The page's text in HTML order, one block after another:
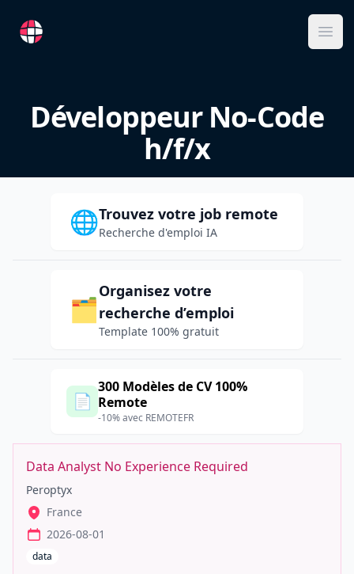
RemoteFR
Développeur No-Code
h/f/x
🌐Trouvez votre job remote
Recherche d'emploi IA
🗂️
Organisez votre
recherche d’emploi
Template 100% gratuit
📄
300 Modèles de CV 100%
Remote
-10% avec REMOTEFR
Data Analyst No Experience Required
Peroptyx
France
2026-08-01
data